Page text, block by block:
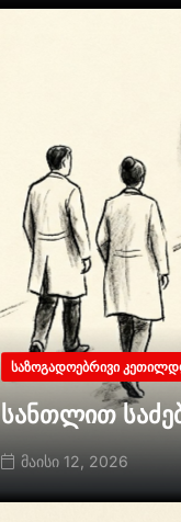
ᲡᲐᲖᲝᲒᲐᲓᲝᲔᲑᲠᲘᲕᲘ
სანთლით
მაისი 12, 2026